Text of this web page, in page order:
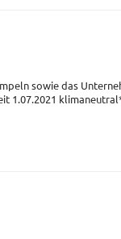
sowie das
1.07.2021